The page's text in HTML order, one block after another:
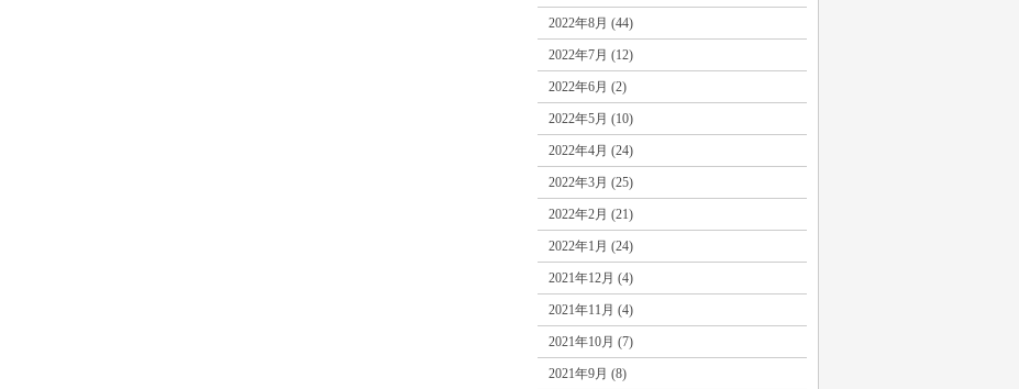
2022年8月 (44)
2022年7月 (12)
2022年6月 (2)
2022年5月 (10)
2022年4月 (24)
2022年3月 (25)
2022年2月 (21)
2022年1月 (24)
2021年12月 (4)
2021年11月 (4)
2021年10月 (7)
2021年9月 (8)